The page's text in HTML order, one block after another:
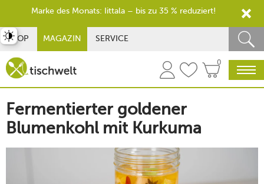
SHOP MAGAZIN SERVICE
0
Fermentierter goldener
Blumenkohl mit Kurkuma
umschalten
Marke des Monats: Iittala – bis zu 35 % reduziert!